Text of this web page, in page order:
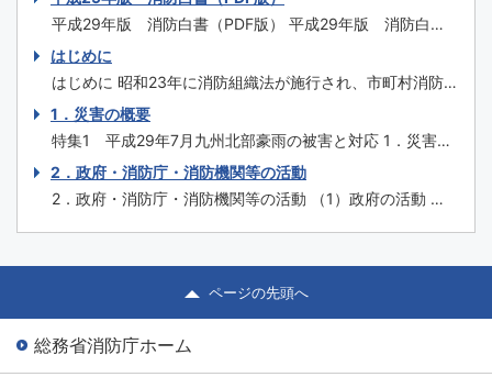
平成29年版 消防白書（PDF版） 平成29年版 消防白書
（一式） はじめに 特集1 平成29年7月九州北部豪雨の被
害と対応 特集2 糸魚川市大規模火災を踏まえた今後の消
防のあり方 特集3 埼玉県三芳町倉庫火災を踏まえた対
応 特集4 消防の...
はじめに
はじめに 昭和23年に消防組織法が施行され、市町村消防
を原則とする我が国の自治体消防制度が誕生してから、平
成30年３月には70年を迎えます。この間、関係者の努力
の積重ねにより消防制度や施策、消防防災施設等の充実強
化が図られ、火災予防・消火、救急、救助はもとより、自
然災害への対応や国民保護まで広範囲に...
1．災害の概要
特集1 平成29年7月九州北部豪雨の被害と対応 1．災害の
概要 （1）気象の状況 平成29年6月30日から7月4日にかけ
て、梅雨前線が北陸地方や東北地方に停滞し、その後ゆっ
くり南下して、7月5日から10日にかけては朝鮮半島付近か
ら西日本に停滞した。 また、7月2日9時に沖縄の南で発生
2．政府・消防庁・消防機関等の活動
2．政府・消防庁・消防機関等の活動 （1）政府の活動 内
総理大臣官邸に情報連絡室を設置した。7月5日17時51分に
福岡県に大雨特別警報が発表され、予想されるその後の気
ページの先頭へ
総務省消防庁ホーム